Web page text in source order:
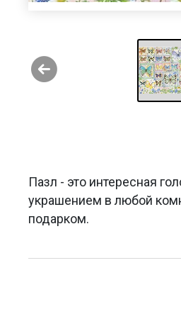
Пазл - это интересная
украшением в любой
подарком.